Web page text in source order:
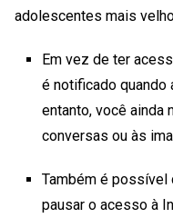
adolescentes mais
Em vez de ter
é notificado quando
entanto, você ainda
conversas ou às
Também é possível
pausar o acesso à